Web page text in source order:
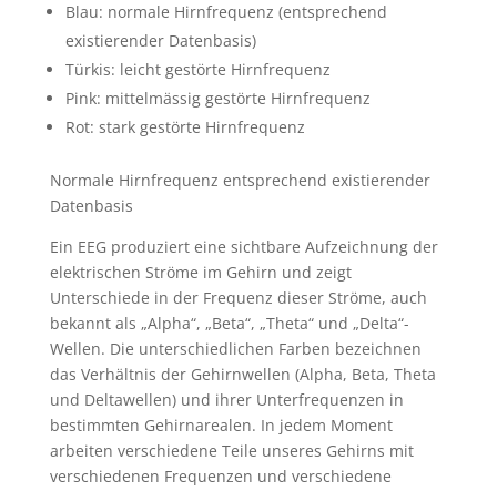
Blau: normale Hirnfrequenz (entsprechend
existierender Datenbasis)
Türkis: leicht gestörte Hirnfrequenz
Pink: mittelmässig gestörte Hirnfrequenz
Rot: stark gestörte Hirnfrequenz
Normale Hirnfrequenz entsprechend existierender
Datenbasis
Ein EEG produziert eine sichtbare Aufzeichnung der
elektrischen Ströme im Gehirn und zeigt
Unterschiede in der Frequenz dieser Ströme, auch
bekannt als „Alpha“, „Beta“, „Theta“ und „Delta“-
Wellen. Die unterschiedlichen Farben bezeichnen
das Verhältnis der Gehirnwellen (Alpha, Beta, Theta
und Deltawellen) und ihrer Unterfrequenzen in
bestimmten Gehirnarealen. In jedem Moment
arbeiten verschiedene Teile unseres Gehirns mit
verschiedenen Frequenzen und verschiedene